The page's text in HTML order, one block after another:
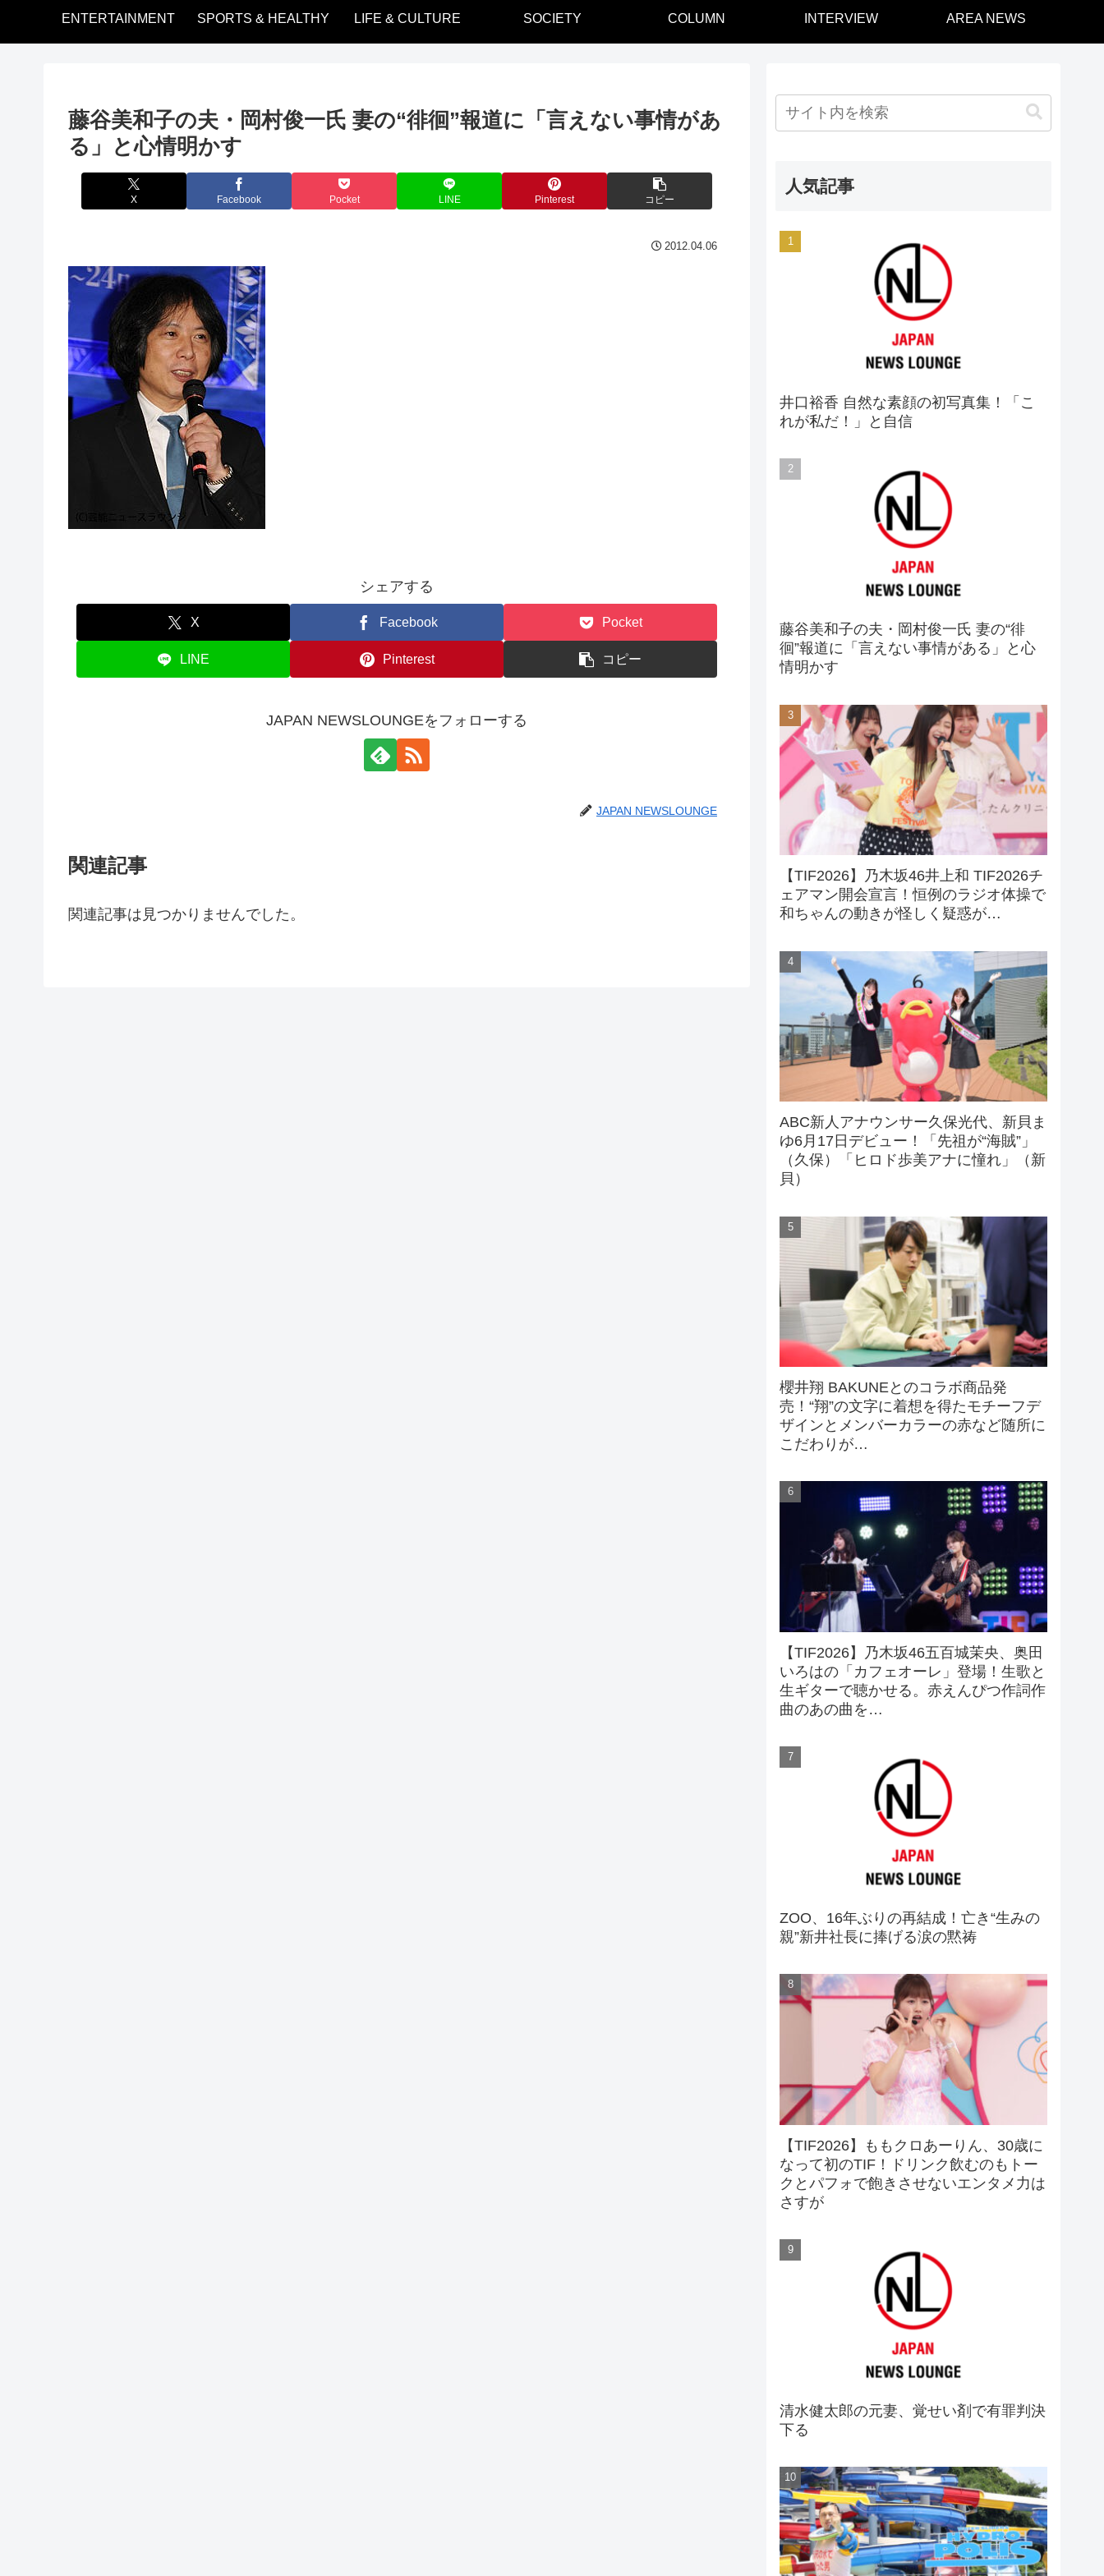
ENTERTAINMENT SPORTS & HEALTHY LIFE & CULTURE SOCIETY COLUMN INTERVIEW AREA NEWS
藤谷美和子の夫・岡村俊一氏 妻の“徘徊”報道に「言えない事情があ
る」と心情明かす
X Facebook Pocket LINE Pinterest コピー
2012.04.06
シェアする
X Facebook Pocket
LINE Pinterest コピー
JAPAN NEWSLOUNGEをフォローする
JAPAN NEWSLOUNGE
関連記事
関連記事は見つかりませんでした。
人気記事
井口裕香 自然な素顔の初写真集！「こ
れが私だ！」と自信
藤谷美和子の夫・岡村俊一氏 妻の“徘
徊”報道に「言えない事情がある」と心
情明かす
【TIF2026】乃木坂46井上和 TIF2026チ
ェアマン開会宣言！恒例のラジオ体操で
和ちゃんの動きが怪しく疑惑が…
ABC新人アナウンサー久保光代、新貝ま
ゆ6月17日デビュー！「先祖が“海賊”」
（久保）「ヒロド歩美アナに憧れ」（新
貝）
櫻井翔 BAKUNEとのコラボ商品発
売！“翔”の文字に着想を得たモチーフデ
ザインとメンバーカラーの赤など随所に
こだわりが…
【TIF2026】乃木坂46五百城茉央、奥田
いろはの「カフェオーレ」登場！生歌と
生ギターで聴かせる。赤えんぴつ作詞作
曲のあの曲を…
ZOO、16年ぶりの再結成！亡き“生みの
親”新井社長に捧げる涙の黙祷
【TIF2026】ももクロあーりん、30歳に
なって初のTIF！ドリンク飲むのもトー
クとパフォで飽きさせないエンタメ力は
さすが
清水健太郎の元妻、覚せい剤で有罪判決
下る